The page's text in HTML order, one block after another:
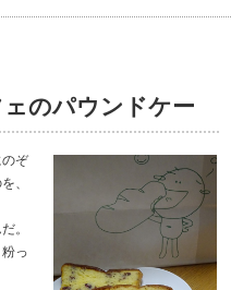
のパウンドケー
ぞ
、
。
っ